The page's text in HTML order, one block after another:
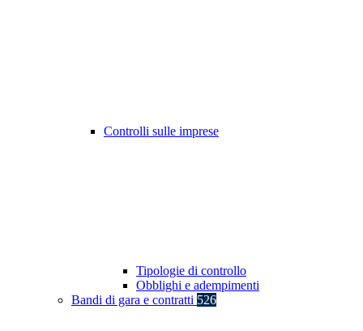
Controlli sulle imprese
Tipologie di controllo
Obblighi e adempimenti
Bandi di gara e contratti 526